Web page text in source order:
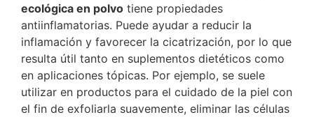
ecológica en polvo tiene propiedades
antiinflamatorias. Puede ayudar a reducir la
inflamación y favorecer la cicatrización, por lo que
resulta útil tanto en suplementos dietéticos como
en aplicaciones tópicas. Por ejemplo, se suele
utilizar en productos para el cuidado de la piel con
el fin de exfoliarla suavemente, eliminar las células